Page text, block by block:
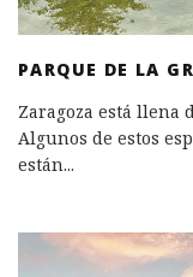
PARQUE DE LA
Zaragoza está llena
Algunos de estos
están...